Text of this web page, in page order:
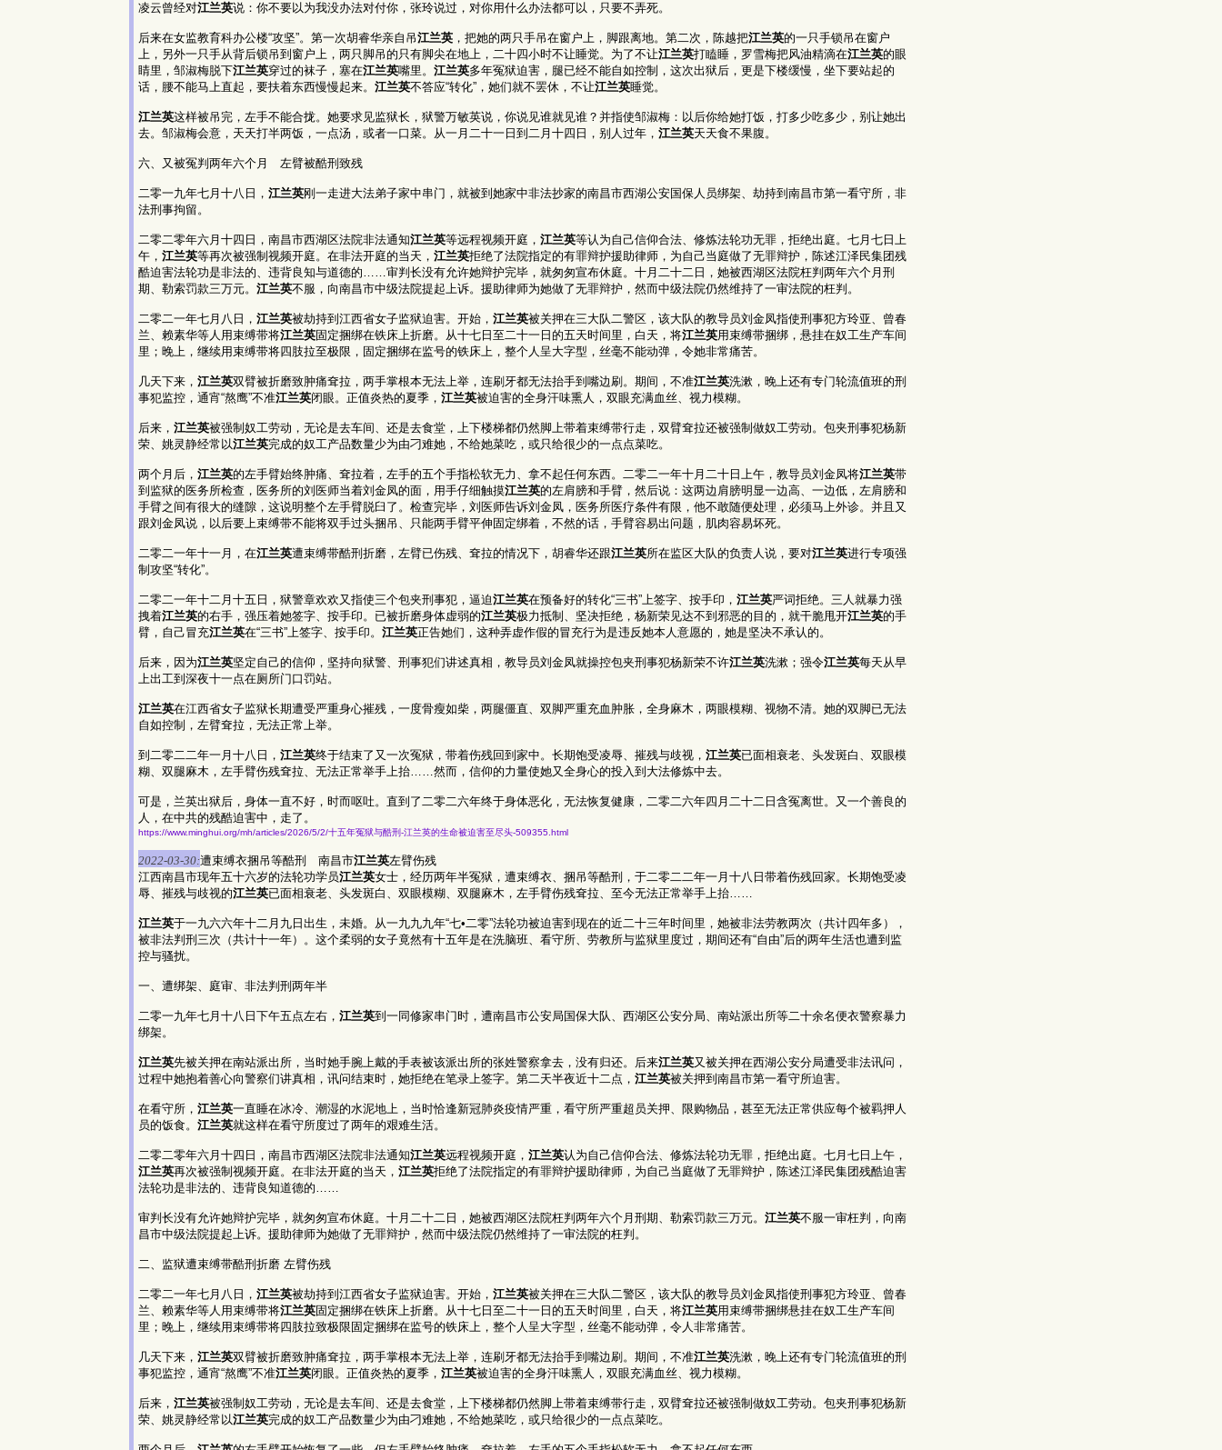
凌云曾经对江兰英说：你不要以为我没办法对付你，张玲说过，对你用什么办法都可以，只要不弄死。
后来在女监教育科办公楼“攻坚”。第一次胡睿华亲自吊江兰英 ，把她的两只手吊在窗户上，脚跟离地。第二次，陈越把江兰英的一只手锁吊在窗户
上，另外一只手从背后锁吊到窗户上，两只脚吊的只有脚尖在地上，二十四小时不让睡觉。为了不让江兰英打瞌睡，罗雪梅把风油精滴在江兰英的眼
睛里，邹淑梅脱下江兰英穿过的袜子，塞在江兰英嘴里。 江兰英多年冤狱迫害，腿已经不能自如控制，这次出狱后，更是下楼缓慢，坐下要站起的
话，腰不能马上直起，要扶着东西慢慢起来。 江兰英不答应“转化”，她们就不罢休，不让江兰英睡觉。
江兰英这样被吊完，左手不能合拢。她要求见监狱长，狱警万敏英说，你说见谁就见谁？并指使邹淑梅：以后你给她打饭，打多少吃多少，别让她出
去。邹淑梅会意，天天打半两饭，一点汤，或者一口菜。从一月二十一日到二月十四日，别人过年， 江兰英天天食不果腹。
六、又被冤判两年六个月 左臂被酷刑致残
二零一九年七月十八日， 江兰英刚一走进大法弟子家中串门，就被到她家中非法抄家的南昌市西湖公安国保人员绑架、劫持到南昌市第一看守所，非
法刑事拘留。
二零二零年六月十四日，南昌市西湖区法院非法通知江兰英等远程视频开庭， 江兰英等认为自己信仰合法、修炼法轮功无罪，拒绝出庭。七月七日上
午， 江兰英等再次被强制视频开庭。在非法开庭的当天， 江兰英拒绝了法院指定的有罪辩护援助律师，为自己当庭做了无罪辩护，陈述江泽民集团残
酷迫害法轮功是非法的、违背良知与道德的……审判长没有允许她辩护完毕，就匆匆宣布休庭。十月二十二日，她被西湖区法院枉判两年六个月刑
期、勒索罚款三万元。 江兰英不服，向南昌市中级法院提起上诉。援助律师为她做了无罪辩护，然而中级法院仍然维持了一审法院的枉判。
二零二一年七月八日， 江兰英被劫持到江西省女子监狱迫害。开始， 江兰英被关押在三大队二警区，该大队的教导员刘金凤指使刑事犯方玲亚、曾春
兰、赖素华等人用束缚带将江兰英固定捆绑在铁床上折磨。从十七日至二十一日的五天时间里，白天，将江兰英用束缚带捆绑，悬挂在奴工生产车间
里；晚上，继续用束缚带将四肢拉至极限，固定捆绑在监号的铁床上，整个人呈大字型，丝毫不能动弹，令她非常痛苦。
几天下来， 江兰英双臂被折磨致肿痛耷拉，两手掌根本无法上举，连刷牙都无法抬手到嘴边刷。期间，不准江兰英洗漱，晚上还有专门轮流值班的刑
事犯监控，通宵“熬鹰”不准江兰英闭眼。正值炎热的夏季， 江兰英被迫害的全身汗味熏人，双眼充满血丝、视力模糊。
后来， 江兰英被强制奴工劳动，无论是去车间、还是去食堂，上下楼梯都仍然脚上带着束缚带行走，双臂耷拉还被强制做奴工劳动。包夹刑事犯杨新
荣、姚灵静经常以江兰英完成的奴工产品数量少为由刁难她，不给她菜吃，或只给很少的一点点菜吃。
两个月后， 江兰英的左手臂始终肿痛、耷拉着，左手的五个手指松软无力、拿不起任何东西。二零二一年十月二十日上午，教导员刘金凤将江兰英带
到监狱的医务所检查，医务所的刘医师当着刘金凤的面，用手仔细触摸江兰英的左肩膀和手臂，然后说：这两边肩膀明显一边高、一边低，左肩膀和
手臂之间有很大的缝隙，这说明整个左手臂脱臼了。检查完毕，刘医师告诉刘金凤，医务所医疗条件有限，他不敢随便处理，必须马上外诊。并且又
跟刘金凤说，以后要上束缚带不能将双手过头捆吊、只能两手臂平伸固定绑着，不然的话，手臂容易出问题，肌肉容易坏死。
二零二一年十一月，在江兰英遭束缚带酷刑折磨，左臂已伤残、耷拉的情况下，胡睿华还跟江兰英所在监区大队的负责人说，要对江兰英进行专项强
制攻坚“转化”。
二零二一年十二月十五日，狱警章欢欢又指使三个包夹刑事犯，逼迫江兰英在预备好的转化“三书”上签字、按手印， 江兰英严词拒绝。三人就暴力强
拽着江兰英的右手，强压着她签字、按手印。已被折磨身体虚弱的江兰英极力抵制、坚决拒绝，杨新荣见达不到邪恶的目的，就干脆甩开江兰英的手
臂，自己冒充江兰英在“三书”上签字、按手印。 江兰英正告她们，这种弄虚作假的冒充行为是违反她本人意愿的，她是坚决不承认的。
后来，因为江兰英坚定自己的信仰，坚持向狱警、刑事犯们讲述真相，教导员刘金凤就操控包夹刑事犯杨新荣不许江兰英洗漱；强令江兰英每天从早
上出工到深夜十一点在厕所门口罚站。
江兰英在江西省女子监狱长期遭受严重身心摧残，一度骨瘦如柴，两腿僵直、双脚严重充血肿胀，全身麻木，两眼模糊、视物不清。她的双脚已无法
自如控制，左臂耷拉，无法正常上举。
到二零二二年一月十八日， 江兰英终于结束了又一次冤狱，带着伤残回到家中。长期饱受凌辱、摧残与歧视， 江兰英已面相衰老、头发斑白、双眼模
糊、双腿麻木，左手臂伤残耷拉、无法正常举手上抬……然而，信仰的力量使她又全身心的投入到大法修炼中去。
可是，兰英出狱后，身体一直不好，时而呕吐。直到了二零二六年终于身体恶化，无法恢复健康，二零二六年四月二十二日含冤离世。又一个善良的
人，在中共的残酷迫害中，走了。
https://www.minghui.org/mh/articles/2026/5/2/十五年冤狱与酷刑-江兰英的生命被迫害至尽头-509355.html
2022-03-30:遭束缚衣捆吊等酷刑 南昌市江兰英左臂伤残
江西南昌市现年五十六岁的法轮功学员江兰英女士，经历两年半冤狱，遭束缚衣、捆吊等酷刑，于二零二二年一月十八日带着伤残回家。长期饱受凌
辱、摧残与歧视的江兰英已面相衰老、头发斑白、双眼模糊、双腿麻木，左手臂伤残耷拉、至今无法正常举手上抬……
江兰英于一九六六年十二月九日出生，未婚。从一九九九年“七•二零”法轮功被迫害到现在的近二十三年时间里，她被非法劳教两次（共计四年多），
被非法判刑三次（共计十一年）。这个柔弱的女子竟然有十五年是在洗脑班、看守所、劳教所与监狱里度过，期间还有“自由”后的两年生活也遭到监
控与骚扰。
一、遭绑架、庭审、非法判刑两年半
二零一九年七月十八日下午五点左右， 江兰英到一同修家串门时，遭南昌市公安局国保大队、西湖区公安分局、南站派出所等二十余名便衣警察暴力
绑架。
江兰英先被关押在南站派出所，当时她手腕上戴的手表被该派出所的张姓警察拿去，没有归还。后来江兰英又被关押在西湖公安分局遭受非法讯问，
过程中她抱着善心向警察们讲真相，讯问结束时，她拒绝在笔录上签字。第二天半夜近十二点， 江兰英被关押到南昌市第一看守所迫害。
在看守所， 江兰英一直睡在冰冷、潮湿的水泥地上，当时恰逢新冠肺炎疫情严重，看守所严重超员关押、限购物品，甚至无法正常供应每个被羁押人
员的饭食。 江兰英就这样在看守所度过了两年的艰难生活。
二零二零年六月十四日，南昌市西湖区法院非法通知江兰英远程视频开庭， 江兰英认为自己信仰合法、修炼法轮功无罪，拒绝出庭。七月七日上午，
江兰英再次被强制视频开庭。在非法开庭的当天， 江兰英拒绝了法院指定的有罪辩护援助律师，为自己当庭做了无罪辩护，陈述江泽民集团残酷迫害
法轮功是非法的、违背良知道德的……
审判长没有允许她辩护完毕，就匆匆宣布休庭。十月二十二日，她被西湖区法院枉判两年六个月刑期、勒索罚款三万元。 江兰英不服一审枉判，向南
昌市中级法院提起上诉。援助律师为她做了无罪辩护，然而中级法院仍然维持了一审法院的枉判。
二、监狱遭束缚带酷刑折磨 左臂伤残
二零二一年七月八日， 江兰英被劫持到江西省女子监狱迫害。开始， 江兰英被关押在三大队二警区，该大队的教导员刘金凤指使刑事犯方玲亚、曾春
兰、赖素华等人用束缚带将江兰英固定捆绑在铁床上折磨。从十七日至二十一日的五天时间里，白天，将江兰英用束缚带捆绑悬挂在奴工生产车间
里；晚上，继续用束缚带将四肢拉致极限固定捆绑在监号的铁床上，整个人呈大字型，丝毫不能动弹，令人非常痛苦。
几天下来， 江兰英双臂被折磨致肿痛耷拉，两手掌根本无法上举，连刷牙都无法抬手到嘴边刷。期间，不准江兰英洗漱，晚上还有专门轮流值班的刑
事犯监控，通宵“熬鹰”不准江兰英闭眼。正值炎热的夏季， 江兰英被迫害的全身汗味熏人，双眼充满血丝、视力模糊。
后来， 江兰英被强制奴工劳动，无论是去车间、还是去食堂，上下楼梯都仍然脚上带着束缚带行走，双臂耷拉还被强制做奴工劳动。包夹刑事犯杨新
荣、姚灵静经常以江兰英完成的奴工产品数量少为由刁难她，不给她菜吃，或只给很少的一点点菜吃。